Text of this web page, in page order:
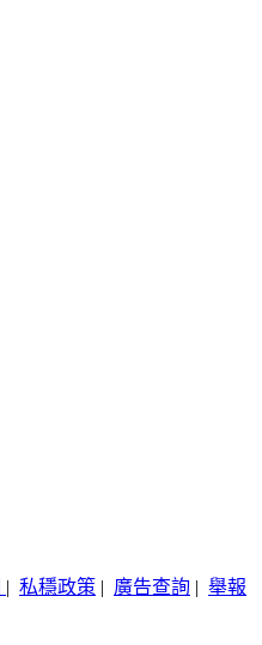
| 私穩政策 | 廣告查詢 | 舉報